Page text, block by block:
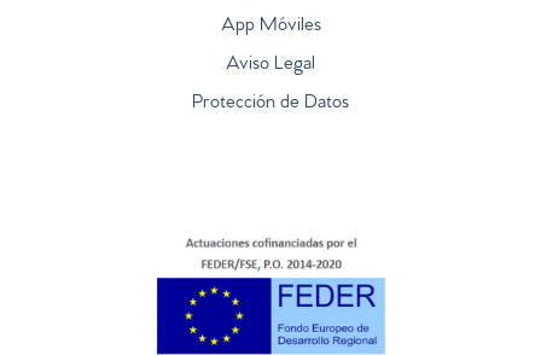
App Móviles
Aviso Legal
Protección de Datos